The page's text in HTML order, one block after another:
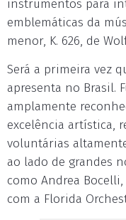
instrumentos para
emblemáticas da
menor, K. 626, de
Será a primeira vez
apresenta no Brasil.
amplamente
excelência artística,
voluntárias
ao lado de grandes
como Andrea
com a Florida